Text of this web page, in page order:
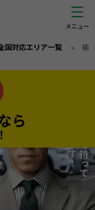
国対応エリア一覧> 栃
私たちが責任を持って
査定いたします！
ら
！